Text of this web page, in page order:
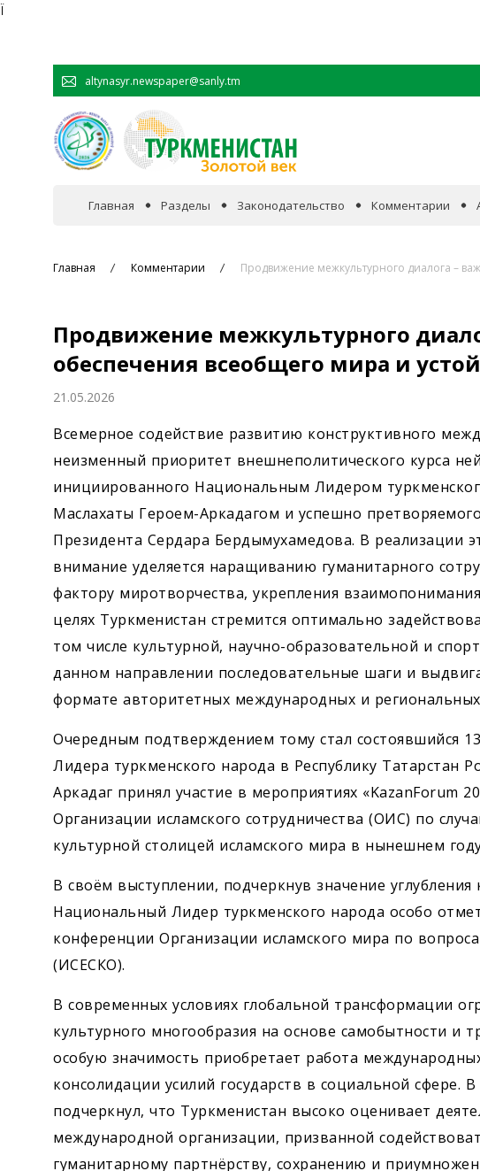
Ï
altynasyr.newspaper@sanly.tm
Главная Разделы
Наука
Спорт
Законодательство Комментарии
Главная Комментарии Продвижение межкультурного диалога –
Продвижение межкультурного
обеспечения всеобщего мира и
21.05.2026
Всемерное содействие развитию конструктивного
неизменный приоритет внешнеполитического курса
инициированного Национальным ­Лидером
Маслахаты Героем-­Аркадагом и успешно
Президента Сердара Бердымухамедова. В реализации
внимание уделяется наращиванию гуманитарного
фактору миротворчества, укрепления
целях Туркменистан стремится оптимально
том числе культурной, научно-образовательной и
данном направлении последовательные шаги и
формате авторитетных международных и
Очередным подтверждением тому стал состоявшийся
Лидера туркменского народа в Республику Татарстан
Аркадаг принял участие в мероприятиях «KazanForum
Организации исламского сотрудничества (ОИС) по
культурной столицей исламского мира в нынешнем
В своём выступлении, подчеркнув значение углубления
Национальный Лидер туркменского народа особо
конференции Организации исламского мира по
(ИСЕСКО).
В современных условиях глобальной трансформации
культурного многообразия на основе самобытности и
особую значимость приобретает работа
консолидации усилий государств в социальной сфере.
подчеркнул, что Туркменистан высоко оценивает
международной организации, призванной
гуманитарному партнёрству, сохранению и